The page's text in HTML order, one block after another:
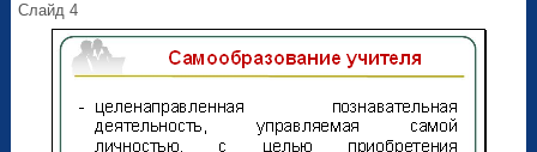
Слайд 4